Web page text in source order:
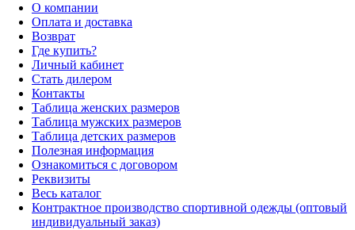
О компании
Оплата и доставка
Возврат
Где купить?
Личный кабинет
Стать дилером
Контакты
Таблица женских размеров
Таблица мужских размеров
Таблица детских размеров
Полезная информация
Ознакомиться с договором
Реквизиты
Весь каталог
Контрактное производство спортивной одежды (оптовый
индивидуальный заказ)